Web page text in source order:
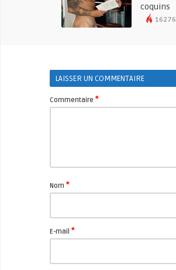
coquins
16276
LAISSER UN COMMENTAIRE
Commentaire *
Nom *
E-mail *